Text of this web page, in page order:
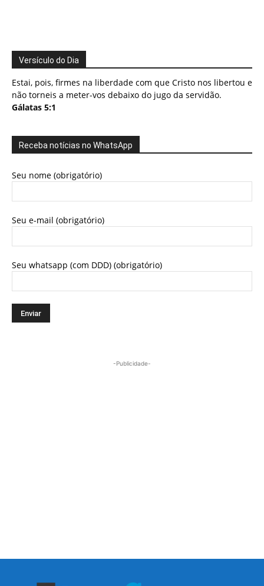
Versículo do Dia
Estai, pois, firmes na liberdade com que Cristo nos libertou e
não torneis a meter-vos debaixo do jugo da servidão.
Gálatas 5:1
Receba notícias no WhatsApp
Seu nome (obrigatório)
Seu e-mail (obrigatório)
Seu whatsapp (com DDD) (obrigatório)
-Publicidade-